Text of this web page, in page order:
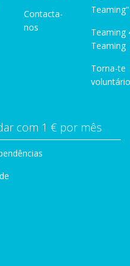
Contacta-
nos
Teaming"
Teaming
Teaming
Torna-te
com 1 € por mês